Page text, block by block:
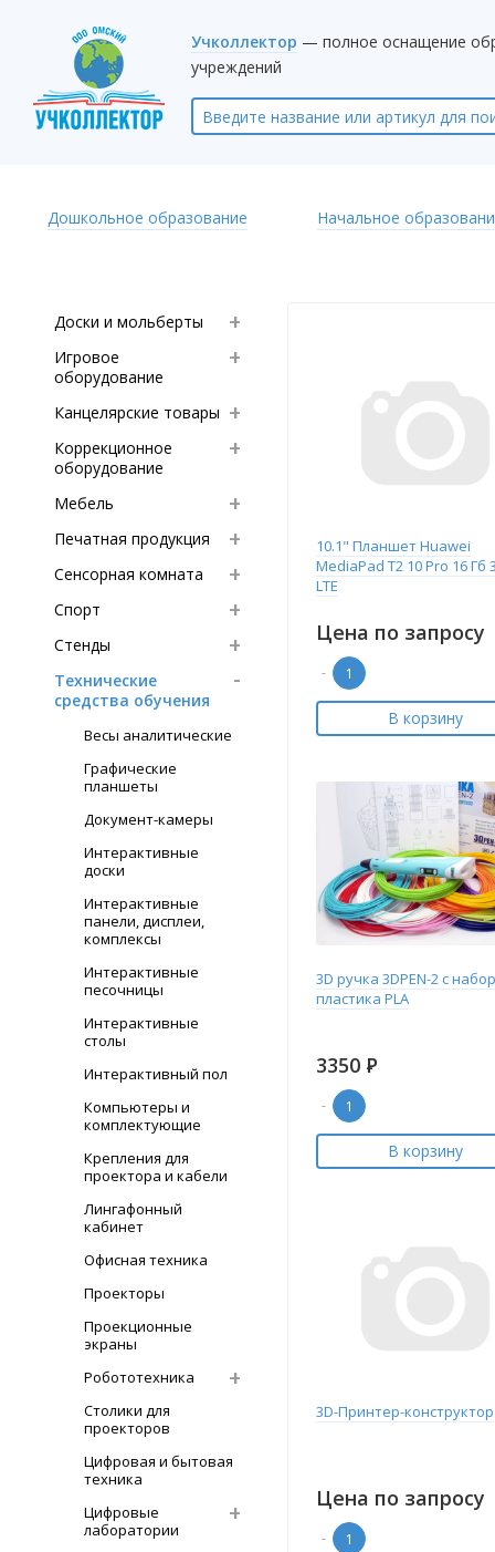
Учколлектор — полное оснащение
учреждений
Дошкольное образование Начальное
Доски и мольберты
Игровое
оборудование
Канцелярские товары
Коррекционное
оборудование
Мебель
Печатная продукция
Сенсорная комната
Спорт
Стенды
Технические
средства обучения
Весы аналитические
Графические
планшеты
Документ-камеры
Интерактивные
доски
Интерактивные
панели, дисплеи,
комплексы
Интерактивные
песочницы
Интерактивные
столы
Интерактивный пол
Компьютеры и
комплектующие
Крепления для
проектора и кабели
Лингафонный
кабинет
Офисная техника
Проекторы
Проекционные
экраны
Робототехника
Столики для
проекторов
Цифровая и бытовая
техника
Цифровые
лаборатории
10.1" Планшет Huawei
MediaPad T2 10 Pro 16 Гб
LTE
Цена по запросу
-
В корзину
3D ручка 3DPEN-2 с
пластика PLA
3350 Р
-
В корзину
3D-Принтер-конструктор
Цена по запросу
-